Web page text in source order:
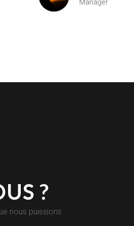
Manager
?
nous puissions